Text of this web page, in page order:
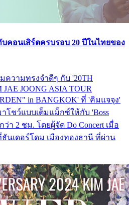
คอนเสิร์ตครบรอบ 20 ปีในไทยของ
ความทรงจำดีๆ กับ '20TH
JOONG ASIA TOUR
in BANGKOK' ที่ 'คิมแจจุง'
โชว์แบบเต็มแม็กซ์ให้กับ 'Boss
า 2 ชม. โดยผู้จัด Do Concert เมื่อ
นเดอร์โดม เมืองทองธานี ที่ผ่าน